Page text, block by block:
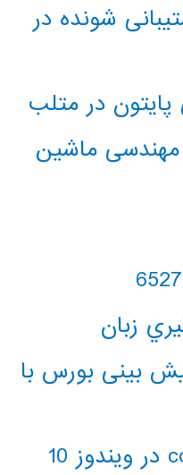
شونده در
پایتون در متلب
مهندسی ماشین
زبان
بینی بورس با